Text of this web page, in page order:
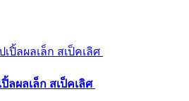
ปิ้ลผลเล็ก สเป็คเลิศ